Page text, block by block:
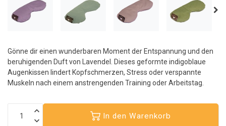
Gönne dir einen wunderbaren Moment der Entspannung und den
beruhigenden Duft von Lavendel. Dieses geformte indigoblaue
Augenkissen lindert Kopfschmerzen, Stress oder verspannte
Muskeln nach einem anstrengenden Training oder Arbeitstag.
In den Warenkorb